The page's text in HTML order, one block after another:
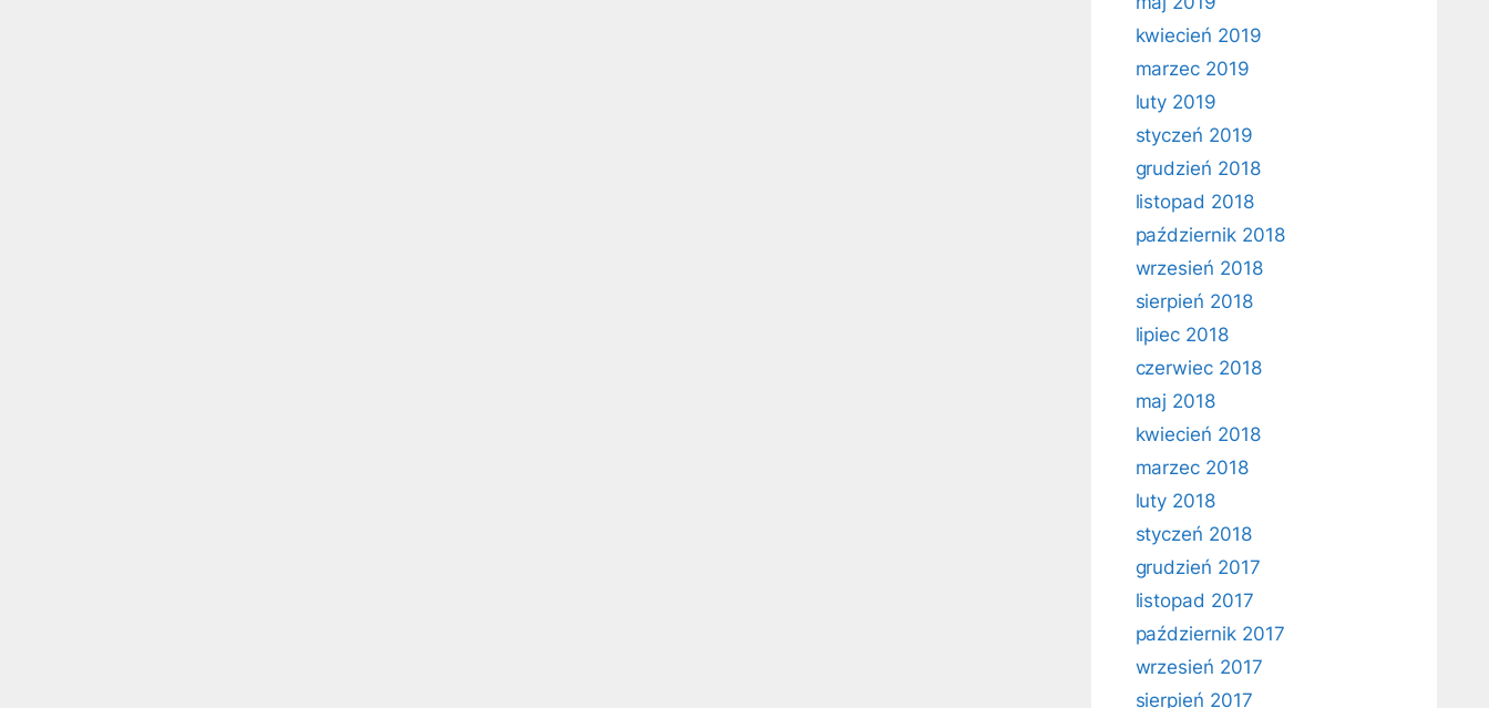
kwiecień 2019
marzec 2019
luty 2019
styczeń 2019
grudzień 2018
listopad 2018
październik 2018
wrzesień 2018
sierpień 2018
lipiec 2018
czerwiec 2018
maj 2018
kwiecień 2018
marzec 2018
luty 2018
styczeń 2018
grudzień 2017
listopad 2017
październik 2017
wrzesień 2017
sierpień 2017